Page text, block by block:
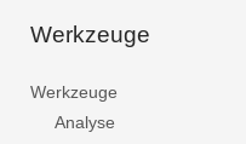
Werkzeuge
Werkzeuge
Analyse